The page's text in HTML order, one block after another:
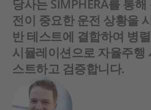
당사는 SIMPHERA를 통
전이 중요한 운전 상황을
반 테스트에 결합하여 병
시뮬레이션으로 자율주행
스트하고 검증합니다.